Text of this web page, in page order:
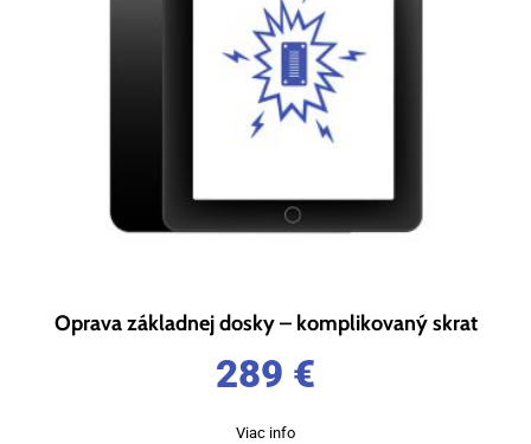
Oprava základnej dosky – komplikovaný skrat
289 €
Viac info